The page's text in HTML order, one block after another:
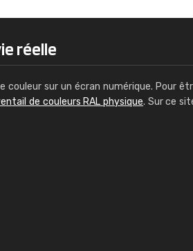
réelle
couleur sur un écran numérique. Pour
de couleurs RAL physique. Sur ce